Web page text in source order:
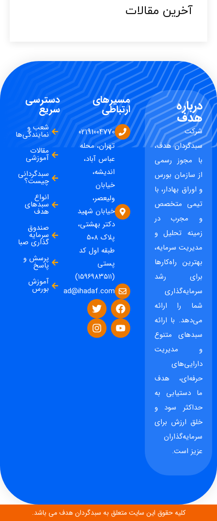
آخرین مقالات​
درباره
هدف
شرکت
سبدگردان هدف،
با مجوز رسمی
از سازمان بورس
و اوراق بهادار، با
تیمی متخصص
و مجرب در
زمینه تحلیل و
مدیریت سرمایه،
بهترین راه‌کارها
برای رشد
سرمایه‌گذاری
شما را ارائه
می‌دهد. با ارائه
سبدهای متنوع
و مدیریت
دارایی‌های
حرفه‌ای، هدف
ما دستیابی به
حداکثر سود و
خلق ارزش برای
سرمایه‌گذاران
عزیز است.
مسیرهای
ارتباطی
02191004770
تهران، محله
عباس آباد،
اندیشه،
خیابان
ولیعصر،
خیابان شهید
دکتر بهشتی،
پلاک ۵۰۸
طبقه اول کد
پستی
(۱۵۹۶۹۸۳۵۱۱)
ad@ihadaf.com
دسترسی
سریع
شعب و
نمایندگی‌ها
مقالات
آموزشی
سبدگردانی
چیست؟
انواع
سبدهای
هدف
صندوق
سرمایه
گذاری صبا
پرسش و
پاسخ
آموزش
بورس
کلیه حقوق این سایت متعلق به سبدگردان هدف می باشد.